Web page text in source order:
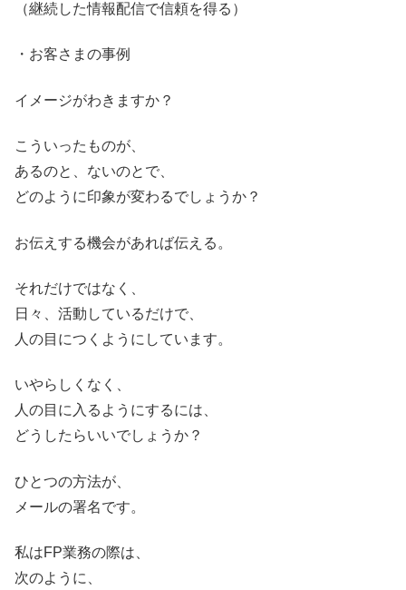
（継続した情報配信で信頼を得る）
・お客さまの事例
イメージがわきますか？
こういったものが、
あるのと、ないのとで、
どのように印象が変わるでしょうか？
お伝えする機会があれば伝える。
それだけではなく、
日々、活動しているだけで、
人の目につくようにしています。
いやらしくなく、
人の目に入るようにするには、
どうしたらいいでしょうか？
ひとつの方法が、
メールの署名です。
私はFP業務の際は、
次のように、